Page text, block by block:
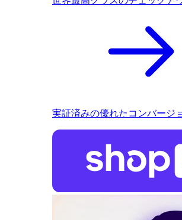
実証済みの優れたコンバージ